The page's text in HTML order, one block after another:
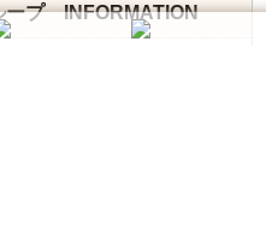
ープ INFORMATION